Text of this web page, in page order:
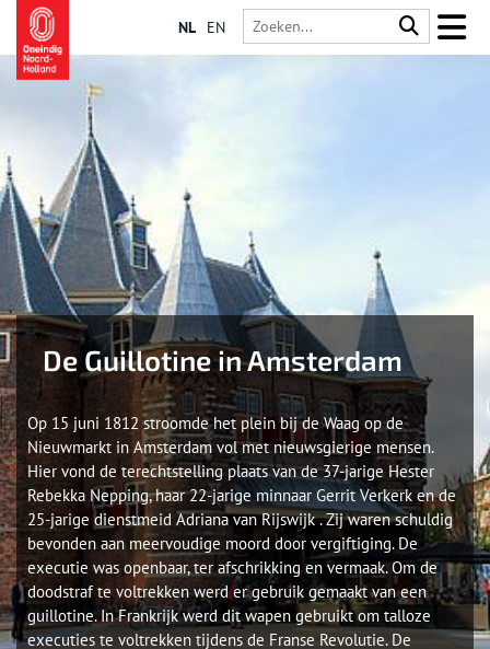
NL EN
De Guillotine in Amsterdam
Op 15 juni 1812 stroomde het plein bij de Waag op de
Nieuwmarkt in Amsterdam vol met nieuwsgierige mensen.
Hier vond de terechtstelling plaats van de 37-jarige Hester
Rebekka Nepping, haar 22-jarige minnaar Gerrit Verkerk en de
25-jarige dienstmeid Adriana van Rijswijk . Zij waren schuldig
bevonden aan meervoudige moord door vergiftiging. De
executie was openbaar, ter afschrikking en vermaak. Om de
doodstraf te voltrekken werd er gebruik gemaakt van een
guillotine. In Frankrijk werd dit wapen gebruikt om talloze
executies te voltrekken tijdens de Franse Revolutie. De